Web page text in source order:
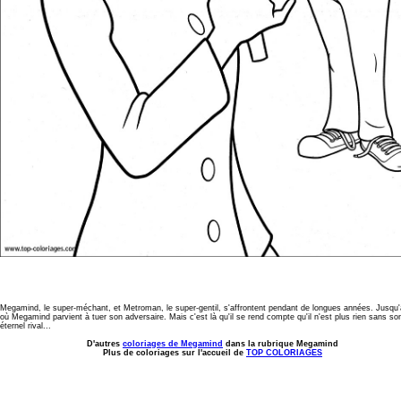
Megamind, le super-méchant, et Metroman, le super-gentil, s'affrontent pendant de longues années.
où Megamind parvient à tuer son adversaire. Mais c'est là qu'il se rend compte qu'il n'est plus rien sans
éternel rival...
D'autres coloriages de Megamind dans la rubrique Megamind
Plus de coloriages sur l'accueil de TOP COLORIAGES